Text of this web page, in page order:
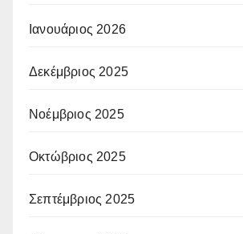
Ιανουάριος 2026
Δεκέμβριος 2025
Νοέμβριος 2025
Οκτώβριος 2025
Σεπτέμβριος 2025